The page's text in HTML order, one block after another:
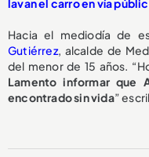
lavan el carro en vía
Hacia el mediodía de
Gutiérrez, alcalde de
del menor de 15 años.
Lamento informar que
encontrado sin vida”